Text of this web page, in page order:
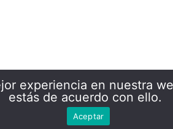
Carfelt Technology SL - Copyright © 2026
experiencia en nuestra
estás de acuerdo con ello.
Aceptar